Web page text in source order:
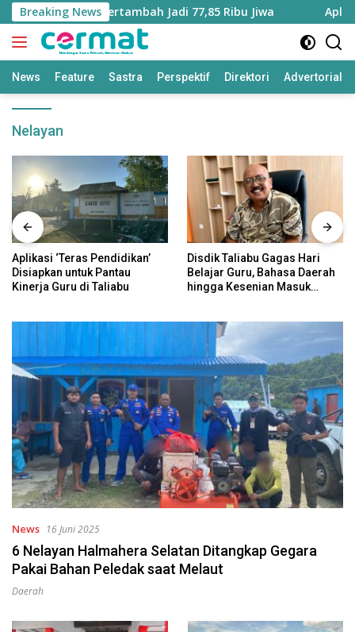
Langsung
ke
konten
Breaking News
Utara Bertambah Jadi 77,85 Ribu Jiwa Aplikasi
News Feature Sastra Perspektif Direktori Advertorial
Nelayan
Aplikasi ‘Teras Pendidikan’
Disiapkan untuk Pantau
Kinerja Guru di Taliabu
Disdik Taliabu Gagas Hari
Belajar Guru, Bahasa Daerah
hingga Kesenian Masuk
News 16 Juni 2025
6 Nelayan Halmahera Selatan Ditangkap Gegara
Pakai Bahan Peledak saat Melaut
Daerah